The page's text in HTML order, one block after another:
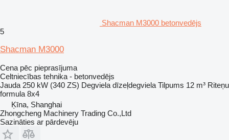
Shacman M3000 betonvedējs
5
Shacman M3000
Cena pēc pieprasījuma
Celtniecības tehnika - betonvedējs
Jauda 250 kW (340 ZS) Degviela dīzeļdegviela Tilpums 12 m³ Riteņu
formula 8x4
Ķīna, Shanghai
Zhongcheng Machinery Trading Co.,Ltd
Sazināties ar pārdevēju